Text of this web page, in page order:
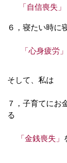
「自信喪失」
６，寝たい時に
「心身疲労」
そして、私は
７，子育てにお
る
「金銭喪失」